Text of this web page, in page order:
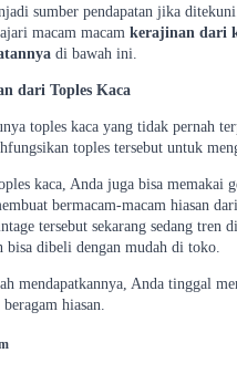
sumber pendapatan jika
macam macam kerajinan dari
di bawah ini.
dari Toples Kaca
toples kaca yang tidak pernah
toples tersebut untuk
kaca, Anda juga bisa memakai
bermacam-macam hiasan
tersebut sekarang sedang tren
bisa dibeli dengan mudah di toko.
mendapatkannya, Anda tinggal
hiasan.